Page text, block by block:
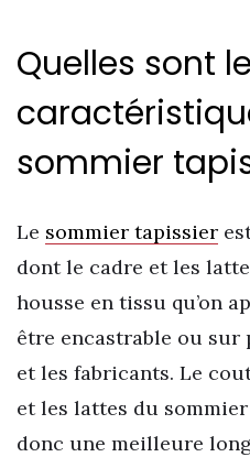
Quelles sont
sommier
Le sommier tapissier
dont le cadre et les
housse en tissu qu’on
être encastrable ou sur
et les fabricants. Le
et les lattes du
donc une meilleure